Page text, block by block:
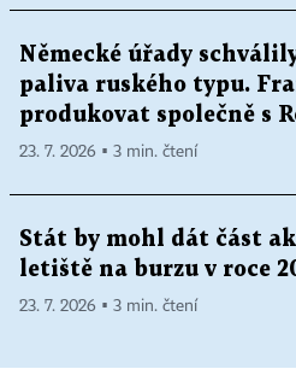
Německé úřady
paliva ruského typu.
produkovat společně s
23. 7. 2026 ▪ 3 min. čtení
Stát by mohl dát část
letiště na burzu v roce
23. 7. 2026 ▪ 3 min. čtení